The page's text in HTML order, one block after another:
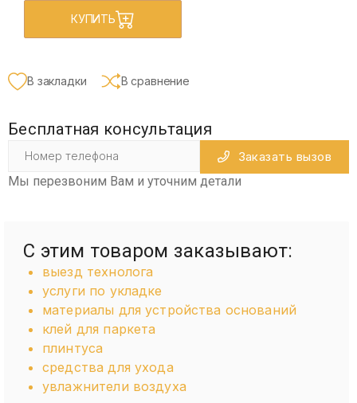
КУПИТЬ
В закладки В сравнение
Бесплатная консультация
Заказать вызов
Мы перезвоним Вам и уточним детали
С этим товаром заказывают:
выезд технолога
услуги по укладке
материалы для устройства оснований
клей для паркета
плинтуса
средства для ухода
увлажнители воздуха